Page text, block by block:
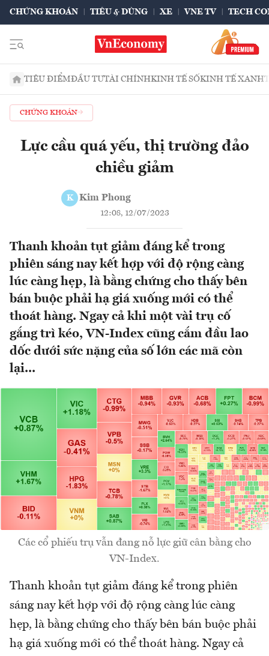
CHỨNG KHOÁN TIÊU & DÙNG XE VNE TV TECH
TIÊU ĐIỂMĐẦU TƯTÀI CHÍNHKINH TẾ SỐKINH TẾ XANH
CHỨNG KHOÁN
Lực cầu quá yếu, thị trường đảo
chiều giảm
K Kim Phong
12:08, 12/07/2023
Thanh khoản tụt giảm đáng kể trong
phiên sáng nay kết hợp với độ rộng càng
lúc càng hẹp, là bằng chứng cho thấy bên
bán buộc phải hạ giá xuống mới có thể
thoát hàng. Ngay cả khi một vài trụ cố
gắng trì kéo, VN-Index cũng cắm đầu lao
dốc dưới sức nặng của số lớn các mã còn
lại...
Các cổ phiếu trụ vẫn đang nỗ lực giữ cân bằng cho
VN-Index.
Thanh khoản tụt giảm đáng kể trong phiên
sáng nay kết hợp với độ rộng càng lúc càng
hẹp, là bằng chứng cho thấy bên bán buộc phải
hạ giá xuống mới có thể thoát hàng. Ngay cả